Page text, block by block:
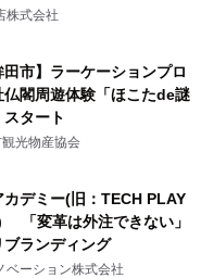
株式会社
田市】ラーケーションプロ
仏閣周遊体験「ほこたde謎
タート
光物産協会
カデミー(旧：TECH PLAY
「変革は外注できない」
ブランディング
ベーション株式会社